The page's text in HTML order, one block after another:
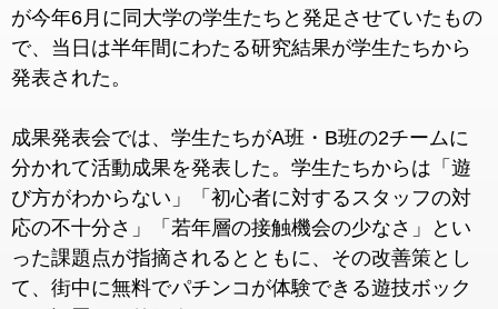
が今年6月に同大学の学生たちと発足させていたもの
で、当日は半年間にわた る研究結果が学生たちから
発表された。
成果発表会では、学生たちがA班・B班の2チームに
分かれて活動成果を発表した。学生たちからは「遊
び方がわからない」「初心者に対するスタッフの対
応の不十分さ」「若年層の接触機会の少なさ 」とい
った課題点が指摘されるとともに、その改善策とし
て、街中に無料でパチンコが体験できる遊技ボック